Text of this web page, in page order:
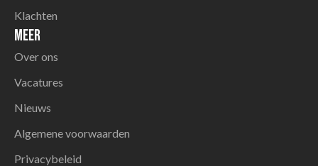
Klachten
Meer
Over ons
Vacatures
Nieuws
Algemene voorwaarden
Privacybeleid